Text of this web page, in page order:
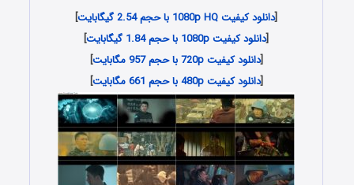
[دانلود کیفیت 1080p HQ با حجم 2.54 گیگابایت
]
[دانلود کیفیت 1080p با حجم 1.84 گیگابایت
]
[دانلود کیفیت 720p با حجم 957 مگابایت
]
[دانلود کیفیت 480p با حجم 661 مگابایت ]